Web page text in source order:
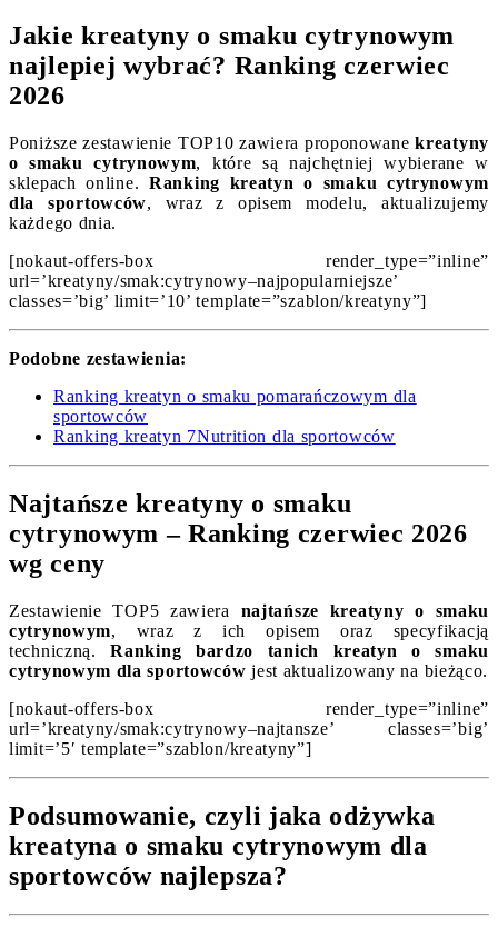
Jakie kreatyny o smaku cytrynowym
najlepiej wybrać? Ranking czerwiec
2026
Poniższe zestawienie TOP10 zawiera proponowanekreatyny
o smaku cytrynowym, które są najchętniej wybierane w
sklepach online. Ranking kreatyn o smaku cytrynowym
dla sportowców, wraz z opisem modelu, aktualizujemy
każdego dnia.
[nokaut-offers-box render_type=”inline”
url=’kreatyny/smak:cytrynowy–najpopularniejsze’
classes=’big’ limit=’10’ template=”szablon/kreatyny”]
Podobne zestawienia:
Ranking kreatyn o smaku pomarańczowym dla
sportowców
Ranking kreatyn 7Nutrition dla sportowców
Najtańsze kreatyny o smaku
cytrynowym – Ranking czerwiec 2026
wg ceny
Zestawienie TOP5 zawiera najtańsze kreatyny o smaku
cytrynowym, wraz z ich opisem oraz specyfikacją
techniczną.Ranking bardzo tanich kreatyn o smaku
cytrynowym dla sportowców jest aktualizowany na bieżąco.
[nokaut-offers-box render_type=”inline”
url=’kreatyny/smak:cytrynowy–najtansze’ classes=’big’
limit=’5′ template=”szablon/kreatyny”]
Podsumowanie, czyli jaka odżywka
kreatyna o smaku cytrynowym dla
sportowców najlepsza?